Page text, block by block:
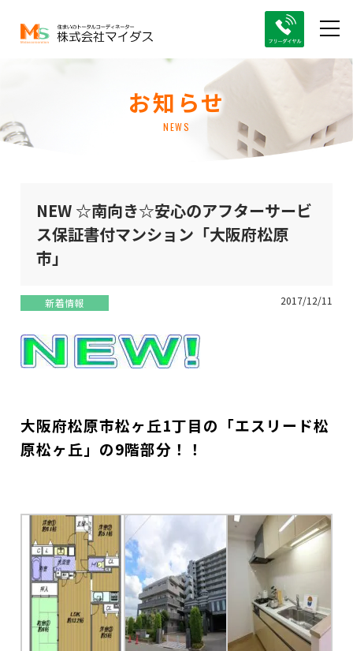
お知らせ
NEWS
NEW ☆南向き☆安心のアフターサービ
ス保証書付マンション「大阪府松原
市」
新着情報 2017/12/11
大阪府松原市松ヶ丘1丁目の「エスリード松
原松ヶ丘」の9階部分！！